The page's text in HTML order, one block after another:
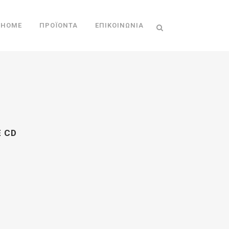
HOME ΠΡΟΪΌΝΤΑ ΕΠΙΚΟΙΝΩΝΊΑ